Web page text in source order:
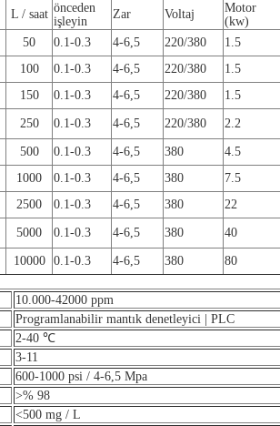
L / saat önceden
işleyin
Zar Voltaj
Motor
(kw)
50 0.1-0.3 4-6,5 220/380 1.5
100 0.1-0.3 4-6,5 220/380 1.5
150 0.1-0.3 4-6,5 220/380 1.5
250 0.1-0.3 4-6,5 220/380 2.2
500 0.1-0.3 4-6,5 380 4.5
1000 0.1-0.3 4-6,5 380 7.5
2500 0.1-0.3 4-6,5 380 22
5000 0.1-0.3 4-6,5 380 40
10000 0.1-0.3 4-6,5 380 80
10.000-42000 ppm
Programlanabilir mantık denetleyici |
PLC
2-40 ℃
3-11
600-1000 psi / 4-6,5 Mpa
>% 98
<500 mg / L